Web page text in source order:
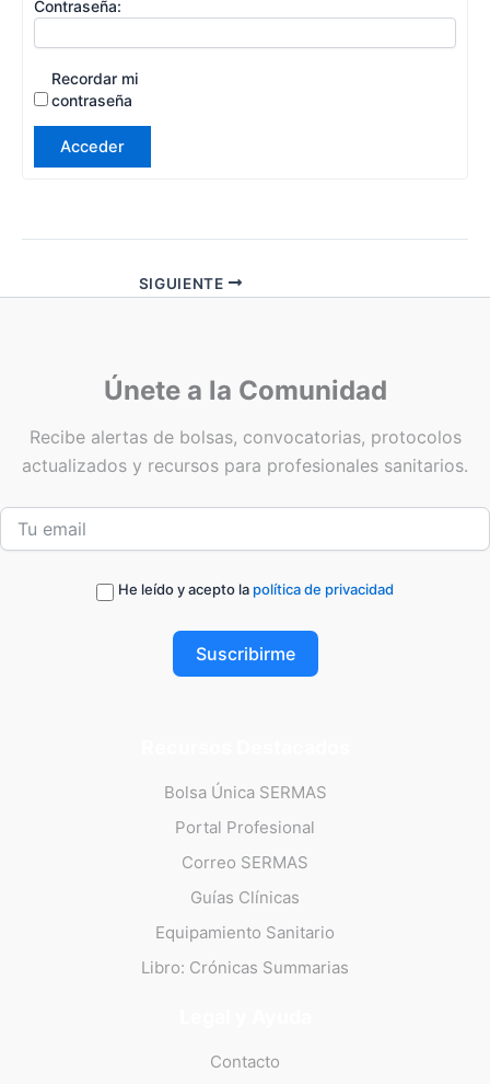
Contraseña:
Recordar mi
contraseña
Acceder
SIGUIENTE
Únete a la Comunidad
Recibe alertas de bolsas, convocatorias, protocolos
actualizados y recursos para profesionales sanitarios.
He leído y acepto la política de privacidad
Suscribirme
Bolsa Única SERMAS
Portal Profesional
Correo SERMAS
Guías Clínicas
Equipamiento Sanitario
Libro: Crónicas Summarias
Contacto